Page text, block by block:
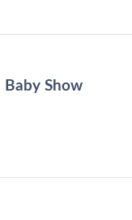
Baby Show